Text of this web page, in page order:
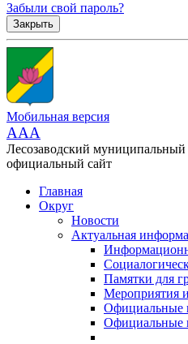
Забыли свой пароль?
Закрыть
Мобильная версия
AAA
Лесозаводский муниципальный
официальный сайт
Главная
Округ
Новости
Актуальная
Памятки для
Мероприятия
Официальные
Официальные